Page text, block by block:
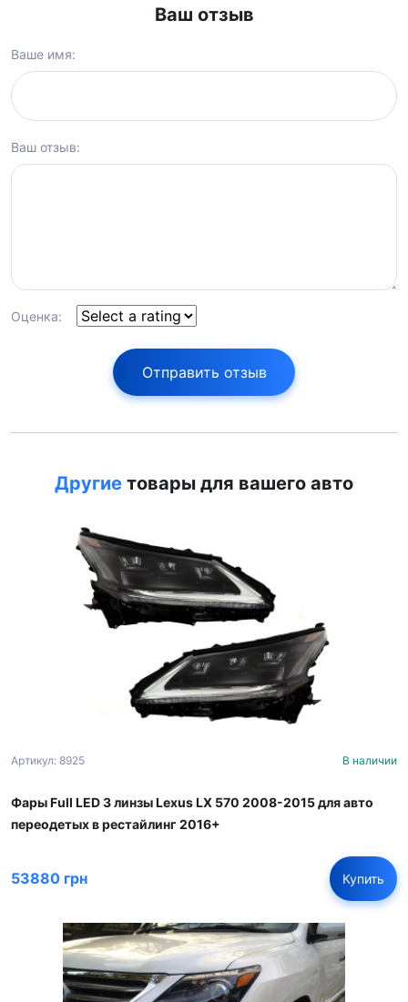
Ваш отзыв
Ваше имя:
Ваш отзыв:
Оценка:
Отправить отзыв
Другие товары для вашего авто
Артикул: 8925 В наличии
Фары Full LED 3 линзы Lexus LX 570 2008-2015 для авто
переодетых в рестайлинг 2016+
53880 грн Купить